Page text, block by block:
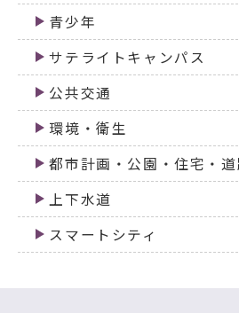
青少年
サテライトキャンパス
公共交通
環境・衛生
都市計画・公園・住宅・
上下水道
スマートシティ